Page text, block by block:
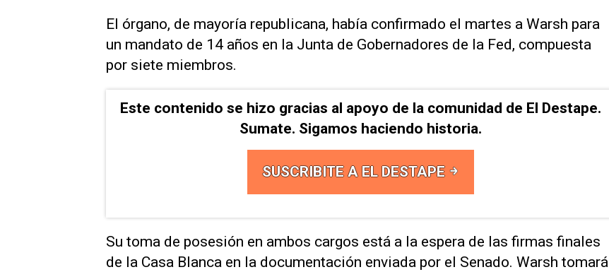
El órgano, de mayoría ⁠republicana, había confirmado el martes a ​Warsh para
un mandato ‌de 14 años en ‌la Junta de Gobernadores de la ⁠Fed, compuesta
por siete miembros.
Este contenido se hizo gracias al apoyo de la comunidad de El Destape.
Sumate. Sigamos haciendo historia.
SUSCRIBITE A EL DESTAPE
Su toma de posesión en ambos cargos está a la espera de las firmas ​finales
‌de la Casa Blanca en la documentación enviada por el Senado. Warsh tomará